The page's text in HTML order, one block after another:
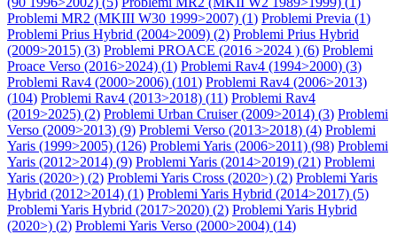
Problemi MR2 (MKIII W30 1999>2007) (1) Problemi Previa (1)
Problemi Prius Hybrid (2004>2009) (2) Problemi Prius Hybrid
(2009>2015) (3) Problemi PROACE (2016 >2024 ) (6) Problemi
Proace Verso (2016>2024) (1) Problemi Rav4 (1994>2000) (3)
Problemi Rav4 (2000>2006) (101) Problemi Rav4 (2006>2013)
(104) Problemi Rav4 (2013>2018) (11) Problemi Rav4
(2019>2025) (2) Problemi Urban Cruiser (2009>2014) (3) Problemi
Verso (2009>2013) (9) Problemi Verso (2013>2018) (4) Problemi
Yaris (1999>2005) (126) Problemi Yaris (2006>2011) (98) Problemi
Yaris (2012>2014) (9) Problemi Yaris (2014>2019) (21) Problemi
Yaris (2020>) (2) Problemi Yaris Cross (2020>) (2) Problemi Yaris
Hybrid (2012>2014) (1) Problemi Yaris Hybrid (2014>2017) (5)
Problemi Yaris Hybrid (2017>2020) (2) Problemi Yaris Hybrid
(2020>) (2) Problemi Yaris Verso (2000>2004) (14)